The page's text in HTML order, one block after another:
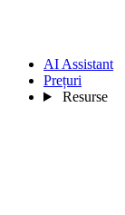
AI Assistant
Prețuri
Resurse